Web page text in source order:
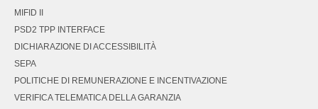
MIFID II
PSD2 TPP INTERFACE
DICHIARAZIONE DI ACCESSIBILITÀ
SEPA
POLITICHE DI REMUNERAZIONE E INCENTIVAZIONE
VERIFICA TELEMATICA DELLA GARANZIA